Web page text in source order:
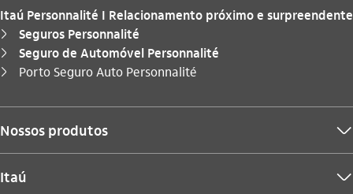
Itaú Personnalité I Relacionamento próximo e surpreendente
seta_direita Seguros Personnalité
seta_direita Seguro de Automóvel Personnalité
seta_direita
Você está aqui:
Porto Seguro Auto Personnalité
Nossos produtos seta_baixo
Itaú seta_baixo